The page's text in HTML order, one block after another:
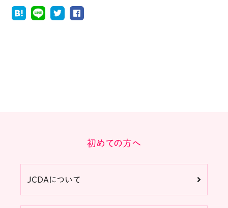
初めての方へ
JCDAについて